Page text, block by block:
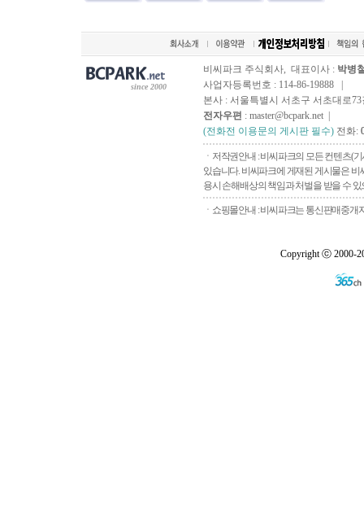
since 2000
비씨파크 주식회사, 대표이사 : 박병
사업자등록번호 : 114-86-19888 |
본사 : 서울특별시 서초구 서초대로73
전자우편 : master@bcpark.net |
(전화전 이용문의 게시판 필수) 전화:
ㆍ저작권안내 : 비씨파크의 모든 컨텐츠(
있습니다. 비씨파크에 게재된 게시물은
용시 손해배상의 책임과 처벌을 받을 수
ㆍ쇼핑몰안내 : 비씨파크는 통신판매중개
Copyright ⓒ 2000-